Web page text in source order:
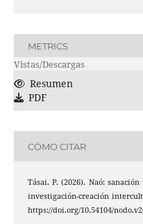
METRICS
Vistas/Descargas
Resumen
PDF
CÓMO CITAR
Tásai, P. (2026). Naó:
investigación-creación
https://doi.org/10.54104/